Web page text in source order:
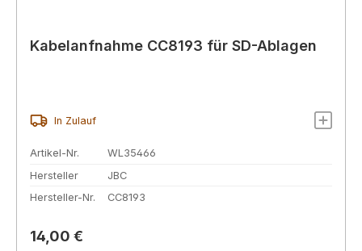
Kabelanfnahme CC8193 für SD-Ablagen
In Zulauf
Artikel-Nr.
WL35466
Hersteller
JBC
Hersteller-Nr.
CC8193
Regulärer Preis:
14,00 €